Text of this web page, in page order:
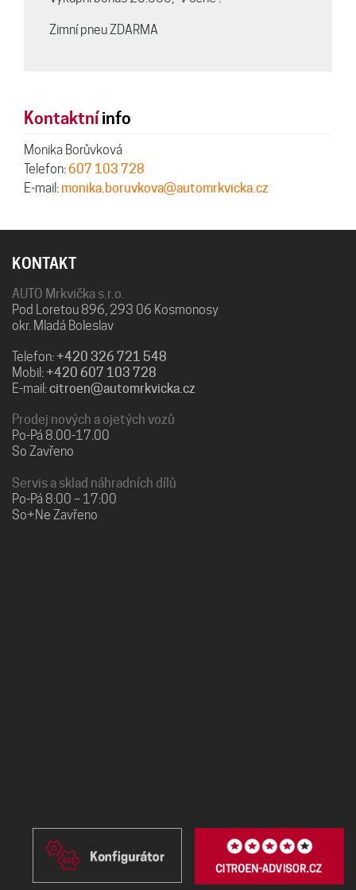
Zimní pneu ZDARMA
Kontaktníinfo
Monika Borůvková
Telefon:607 103 728
E-mail: monika.boruvkova@automrkvicka.cz
KONTAKT
AUTO Mrkvička s.r.o.
Pod Loretou 896, 293 06 Kosmonosy
okr. Mladá Boleslav
Telefon:+420 326 721 548
Mobil:+420 607 103 728
E-mail:citroen@automrkvicka.cz
Prodej nových a ojetých vozů
Po-Pá 8.00-17.00
So Zavřeno
Servis a sklad náhradních dílů
Po-Pá 8:00 – 17:00
So+Ne Zavřeno